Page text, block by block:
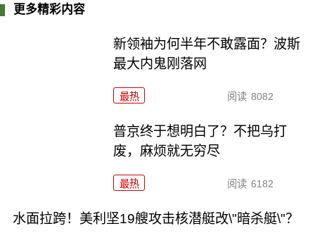
更多精彩内容
新领袖为何半年不敢露面？波斯
最大内鬼刚落网
最热 阅读 8082
普京终于想明白了？不把乌打
废，麻烦就无穷尽
最热 阅读 6182
水面拉跨！美利坚19艘攻击核潜艇改\"暗杀艇\"？